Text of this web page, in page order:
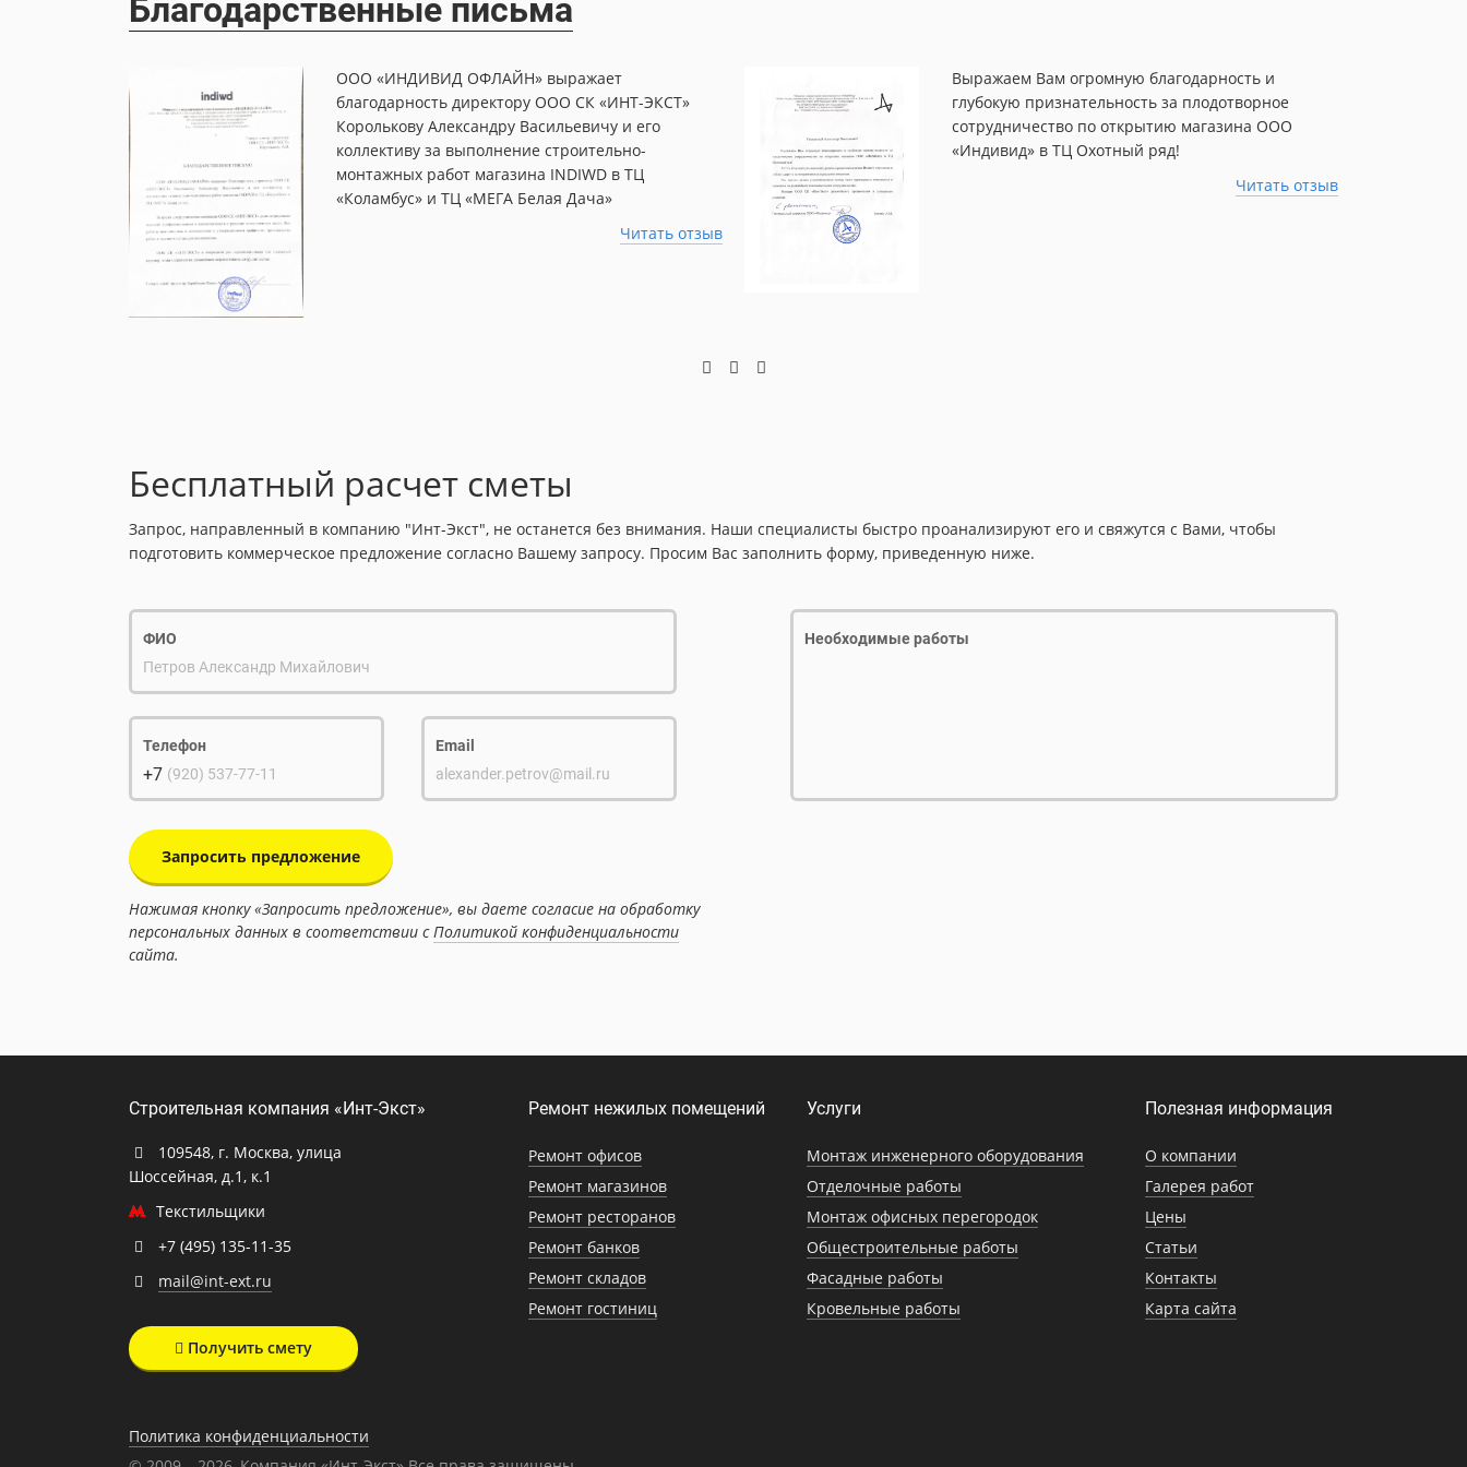
Благодарственные письма
ООО «ИНДИВИД ОФЛАЙН» выражает
благодарность директору ООО СК «ИНТ-ЭКСТ»
Королькову Александру Васильевичу и его
коллективу за выполнение строительно-
монтажных работ магазина INDIWD в ТЦ
«Коламбус» и ТЦ «МЕГА Белая Дача»
Читать отзыв
Выражаем Вам огромную благодарность и
глубокую признательность за плодотворное
сотрудничество по открытию магазина ООО
«Индивид» в ТЦ Охотный ряд!
Читать отзыв
Бесплатный расчет сметы
Запрос, направленный в компанию "Инт-Экст", не останется без внимания. Наши специалисты быстро проанализируют его и свяжутся с Вами, чтобы
подготовить коммерческое предложение согласно Вашему запросу. Просим Вас заполнить форму, приведенную ниже.
ФИО
Петров Александр Михайлович
Телефон
+7 (920) 537-77-11
Email
alexander.petrov@mail.ru
Необходимые работы
Запросить предложение
Нажимая кнопку «Запросить предложение», вы даете согласие на обработку
персональных данных в соответствии сПолитикой конфиденциальности
сайта.
Строительная компания «Инт-Экст»
109548, г. Москва, улица
Шоссейная, д.1, к.1
Текстильщики
+7 (495) 135-11-35
mail@int-ext.ru
Получить смету
Полезная информация
О компании
Галерея работ
Цены
Статьи
Контакты
Карта сайта
Услуги
Монтаж инженерного оборудования
Отделочные работы
Монтаж офисных перегородок
Общестроительные работы
Фасадные работы
Кровельные работы
Ремонт нежилых помещений
Ремонт офисов
Ремонт магазинов
Ремонт ресторанов
Ремонт банков
Ремонт складов
Ремонт гостиниц
Политика конфиденциальности